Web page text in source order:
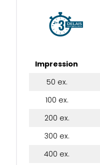
Impression
50 ex.
100 ex.
200 ex.
300 ex.
400 ex.